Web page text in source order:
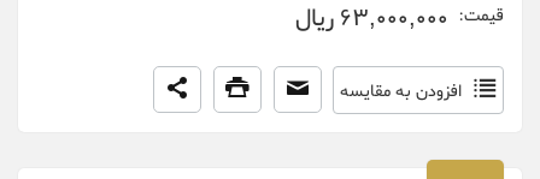
قیمت: 63,000,000 ریال
افزودن به مقایسه